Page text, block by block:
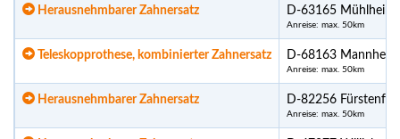
Herausnehmbarer Zahnersatz D-63165 Mühlheim
Anreise: max. 50km
Teleskopprothese, kombinierter Zahnersatz D-68163 Mannheim
Anreise: max. 50km
Herausnehmbarer Zahnersatz D-82256
Anreise: max. 50km